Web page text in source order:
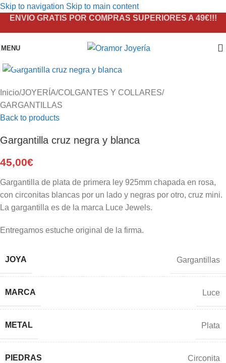
Skip to navigation Skip to main content
ENVIO GRATIS POR COMPRAS SUPERIORES A 49€!!!
MENU
Inicio/JOYERÍA/COLGANTES Y COLLARES/
GARGANTILLAS
Back to products
Gargantilla cruz negra y blanca
45,00€
Gargantilla de plata de primera ley 925mm chapada en rosa,
con circonitas blancas por un lado y negras por otro, cruz mini.
La gargantilla es de la marca Luce Jewels.
Entregamos estuche original de la firma.
JOYA Gargantillas
MARCA Luce
METAL Plata
PIEDRAS Circonita